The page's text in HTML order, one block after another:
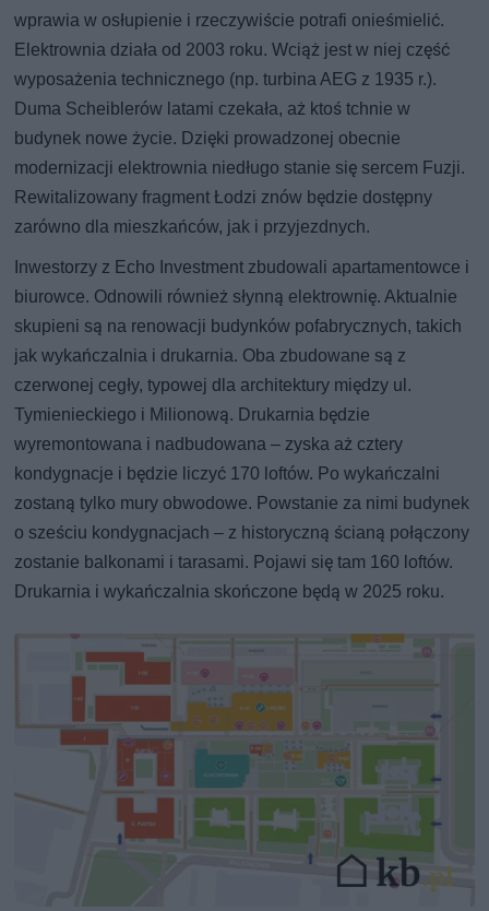
wprawia w osłupienie i rzeczywiście potrafi onieśmielić.
Elektrownia działa od 2003 roku. Wciąż jest w niej część
wyposażenia technicznego (np. turbina AEG z 1935 r.).
Duma Scheiblerów latami czekała, aż ktoś tchnie w
budynek nowe życie. Dzięki prowadzonej obecnie
modernizacji elektrownia niedługo stanie się sercem Fuzji.
Rewitalizowany fragment Łodzi znów będzie dostępny
zarówno dla mieszkańców, jak i przyjezdnych.
Inwestorzy z Echo Investment zbudowali apartamentowce i
biurowce. Odnowili również słynną elektrownię. Aktualnie
skupieni są na renowacji budynków pofabrycznych, takich
jak wykańczalnia i drukarnia. Oba zbudowane są z
czerwonej cegły, typowej dla architektury między ul.
Tymienieckiego i Milionową. Drukarnia będzie
wyremontowana i nadbudowana – zyska aż cztery
kondygnacje i będzie liczyć 170 loftów. Po wykańczalni
zostaną tylko mury obwodowe. Powstanie za nimi budynek
o sześciu kondygnacjach – z historyczną ścianą połączony
zostanie balkonami i tarasami. Pojawi się tam 160 loftów.
Drukarnia i wykańczalnia skończone będą w 2025 roku.